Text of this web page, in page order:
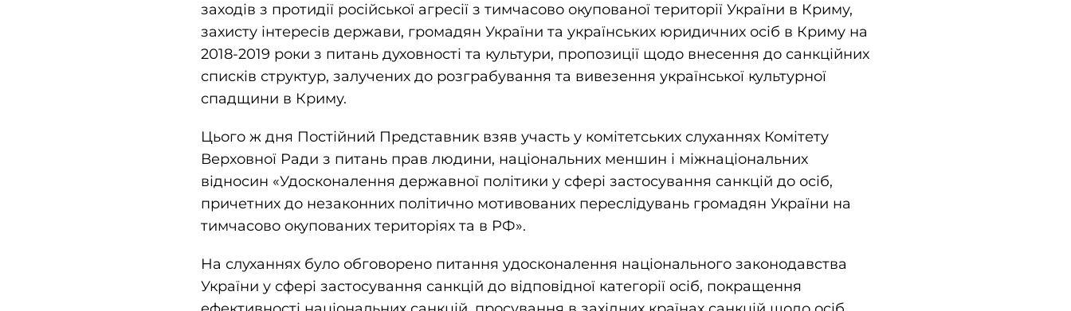
заходів з протидії російської агресії з тимчасово окупованої території України в Криму,
захисту інтересів держави, громадян України та українських юридичних осіб в Криму на
2018-2019 роки з питань духовності та культури, пропозиції щодо внесення до санкційних
списків структур, залучених до розграбування та вивезення української культурної
спадщини в Криму.
Цього ж дня Постійний Представник взяв участь у комітетських слуханнях Комітету
Верховної Ради з питань прав людини, національних меншин і міжнаціональних
відносин «Удосконалення державної політики у сфері застосування санкцій до осіб,
причетних до незаконних політично мотивованих переслідувань громадян України на
тимчасово окупованих територіях та в РФ».
На слуханнях було обговорено питання удосконалення національного законодавства
України у сфері застосування санкцій до відповідної категорії осіб, покращення